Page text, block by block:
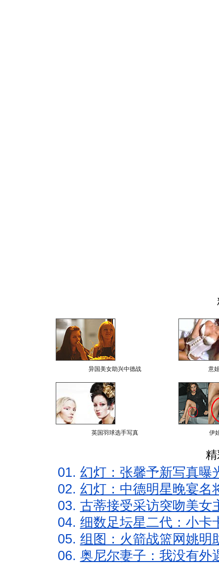
异国美女助兴中德战 意
英国羽球选手写真 伊
01. 幻灯：张馨予新写真曝
02. 幻灯：中德明星晚宴名
03. 古蒂接受采访突吻美女
04. 细数足坛星二代：小卡
05. 组图：火箭战篮网姚明
06. 奥尼尔妻子：我没有外